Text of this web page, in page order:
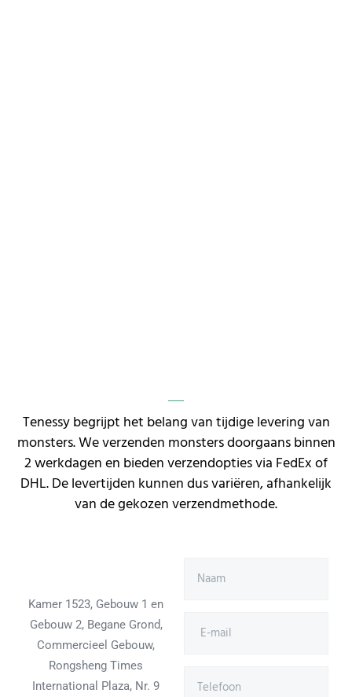
Tenessy begrijpt het belang van tijdige levering van
monsters. We verzenden monsters doorgaans binnen
2 werkdagen en bieden verzendopties via FedEx of
DHL. De levertijden kunnen dus variëren, afhankelijk
van de gekozen verzendmethode.
Kamer 1523, Gebouw 1 en
Gebouw 2, Begane Grond,
Commercieel Gebouw,
Rongsheng Times
International Plaza, Nr. 9